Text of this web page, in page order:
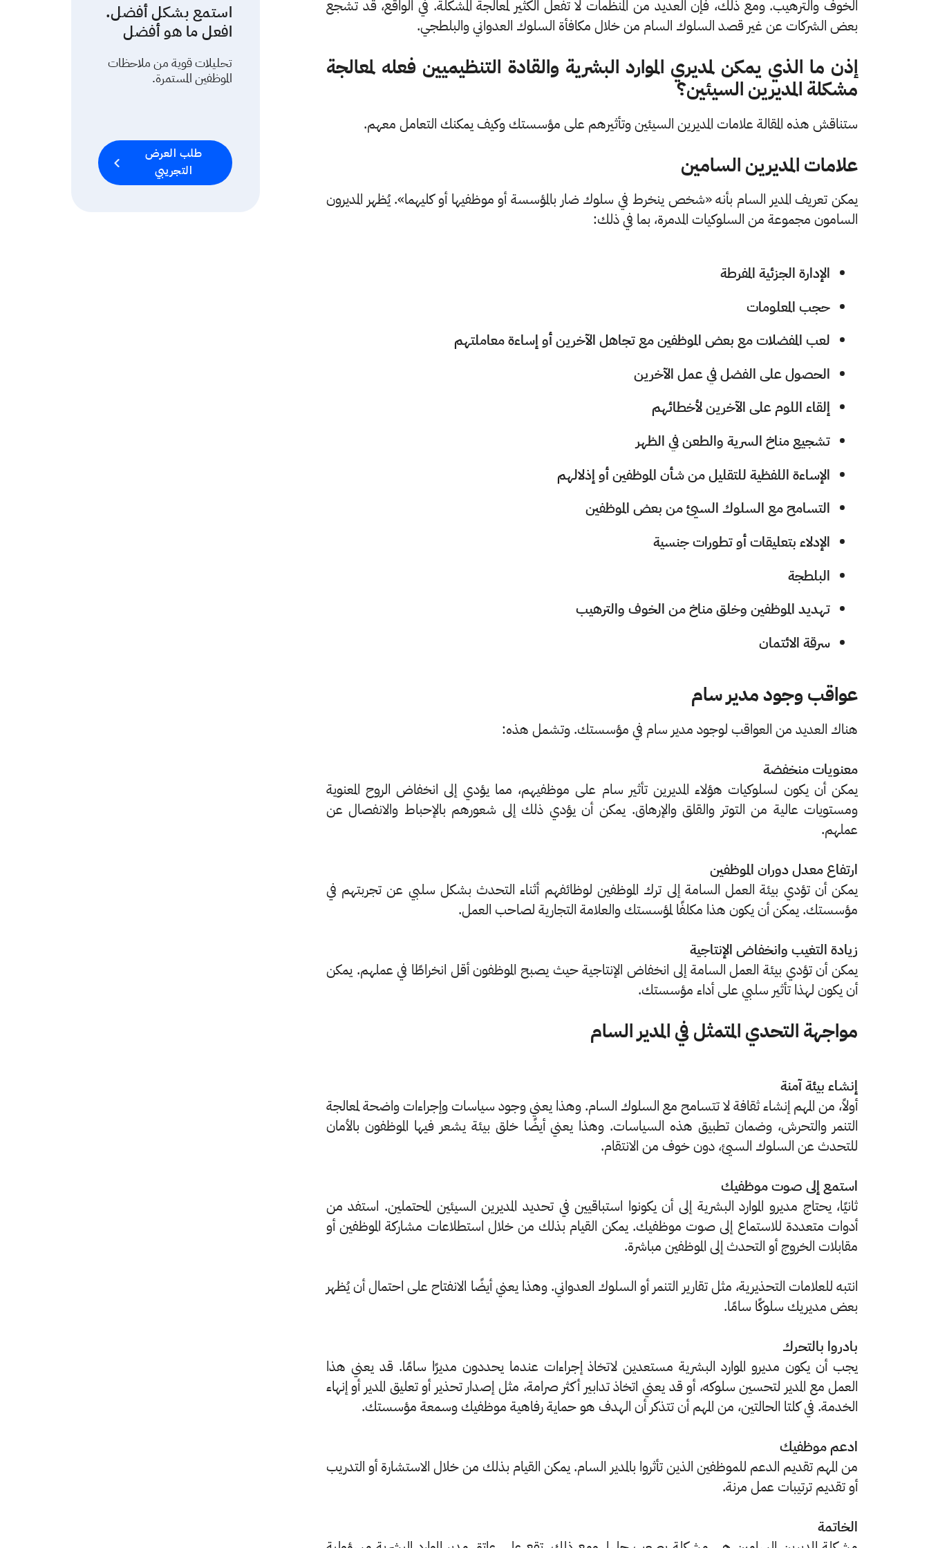
الخوف والترهيب. ومع ذلك، فإن العديد من المنظمات لا تفعل الكثير لمعالجة المشكلة. في الواقع، قد تشجع
بعض الشركات عن غير قصد السلوك السام من خلال مكافأة السلوك العدواني والبلطجي.
إذن ما الذي يمكن لمديري الموارد البشرية والقادة التنظيميين فعله لمعالجة
مشكلة المديرين السيئين؟
ستناقش هذه المقالة علامات المديرين السيئين وتأثيرهم على مؤسستك وكيف يمكنك التعامل معهم.
علامات المديرين السامين
يمكن تعريف المدير السام بأنه «شخص ينخرط في سلوك ضار بالمؤسسة أو موظفيها أو كليهما». يُظهر المديرون
السامون مجموعة من السلوكيات المدمرة، بما في ذلك:
الإدارة الجزئية المفرطة
حجب المعلومات
لعب المفضلات مع بعض الموظفين مع تجاهل الآخرين أو إساءة معاملتهم
الحصول على الفضل في عمل الآخرين
إلقاء اللوم على الآخرين لأخطائهم
تشجيع مناخ السرية والطعن في الظهر
الإساءة اللفظية للتقليل من شأن الموظفين أو إذلالهم
التسامح مع السلوك السيئ من بعض الموظفين
الإدلاء بتعليقات أو تطورات جنسية
البلطجة
تهديد الموظفين وخلق مناخ من الخوف والترهيب
سرقة الائتمان
عواقب وجود مدير سام
هناك العديد من العواقب لوجود مدير سام في مؤسستك. وتشمل هذه:
معنويات منخفضة
يمكن أن يكون لسلوكيات هؤلاء المديرين تأثير سام على موظفيهم، مما يؤدي إلى انخفاض الروح المعنوية
ومستويات عالية من التوتر والقلق والإرهاق. يمكن أن يؤدي ذلك إلى شعورهم بالإحباط والانفصال عن
عملهم.
ارتفاع معدل دوران الموظفين
يمكن أن تؤدي بيئة العمل السامة إلى ترك الموظفين لوظائفهم أثناء التحدث بشكل سلبي عن تجربتهم في
مؤسستك. يمكن أن يكون هذا مكلفًا لمؤسستك والعلامة التجارية لصاحب العمل.
زيادة التغيب وانخفاض الإنتاجية
يمكن أن تؤدي بيئة العمل السامة إلى انخفاض الإنتاجية حيث يصبح الموظفون أقل انخراطًا في عملهم. يمكن
أن يكون لهذا تأثير سلبي على أداء مؤسستك.
مواجهة التحدي المتمثل في المدير السام
إنشاء بيئة آمنة
أولاً، من المهم إنشاء ثقافة لا تتسامح مع السلوك السام. وهذا يعني وجود سياسات وإجراءات واضحة لمعالجة
التنمر والتحرش، وضمان تطبيق هذه السياسات. وهذا يعني أيضًا خلق بيئة يشعر فيها الموظفون بالأمان
للتحدث عن السلوك السيئ، دون خوف من الانتقام.
استمع إلى صوت موظفيك
ثانيًا، يحتاج مديرو الموارد البشرية إلى أن يكونوا استباقيين في تحديد المديرين السيئين المحتملين. استفد من
أدوات متعددة للاستماع إلى صوت موظفيك. يمكن القيام بذلك من خلال استطلاعات مشاركة الموظفين أو
مقابلات الخروج أو التحدث إلى الموظفين مباشرة.
انتبه للعلامات التحذيرية، مثل تقارير التنمر أو السلوك العدواني. وهذا يعني أيضًا الانفتاح على احتمال أن يُظهر
بعض مديريك سلوكًا سامًا.
بادروا بالتحرك
يجب أن يكون مديرو الموارد البشرية مستعدين لاتخاذ إجراءات عندما يحددون مديرًا سامًا. قد يعني هذا
العمل مع المدير لتحسين سلوكه، أو قد يعني اتخاذ تدابير أكثر صرامة، مثل إصدار تحذير أو تعليق المدير أو إنهاء
الخدمة. في كلتا الحالتين، من المهم أن تتذكر أن الهدف هو حماية رفاهية موظفيك وسمعة مؤسستك.
ادعم موظفيك
من المهم تقديم الدعم للموظفين الذين تأثروا بالمدير السام. يمكن القيام بذلك من خلال الاستشارة أو التدريب
أو تقديم ترتيبات عمل مرنة.
الخاتمة
استمع بشكل أفضل.
افعل ما هو أفضل
تحليلات قوية من ملاحظات
الموظفين المستمرة.
طلب العرض
التجريبي